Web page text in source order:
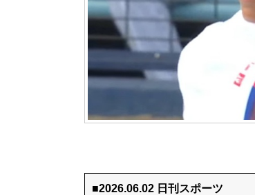
■2026.06.02 日刊スポーツ